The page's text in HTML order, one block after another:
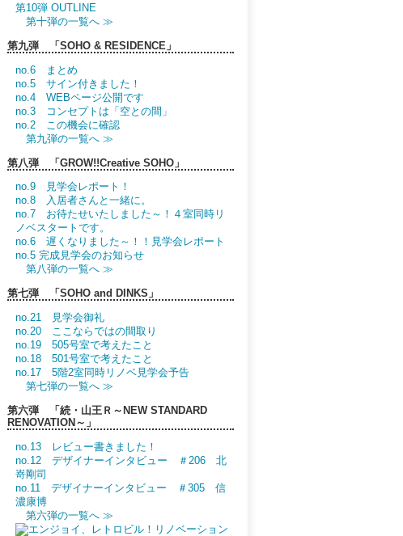
第10弾 OUTLINE
第十弾の一覧へ ≫
第九弾 「SOHO & RESIDENCE」
no.6 まとめ
no.5 サイン付きました！
no.4 WEBページ公開です
no.3 コンセプトは「空との間」
no.2 この機会に確認
第九弾の一覧へ ≫
第八弾 「GROW!!Creative SOHO」
no.9 見学会レポート！
no.8 入居者さんと一緒に。
no.7 お待たせいたしました～！４室同時リ
ノベスタートです。
no.6 遅くなりました～！！見学会レポート
no.5 完成見学会のお知らせ
第八弾の一覧へ ≫
第七弾 「SOHO and DINKS」
no.21 見学会御礼
no.20 ここならではの間取り
no.19 505号室で考えたこと
no.18 501号室で考えたこと
no.17 5階2室同時リノベ見学会予告
第七弾の一覧へ ≫
第六弾 「続・山王Ｒ～NEW STANDARD
RENOVATION～」
no.13 レビュー書きました！
no.12 デザイナーインタビュー ＃206 北
嵜剛司
no.11 デザイナーインタビュー ＃305 信
濃康博
第六弾の一覧へ ≫